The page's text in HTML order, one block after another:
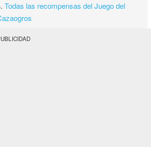
Todas las recompensas del Juego del